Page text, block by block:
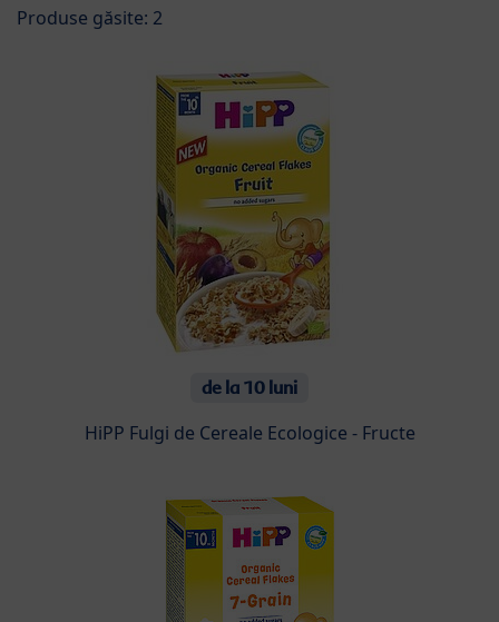
Produse găsite: 2
de la 10 luni
HiPP Fulgi de Cereale Ecologice - Fructe